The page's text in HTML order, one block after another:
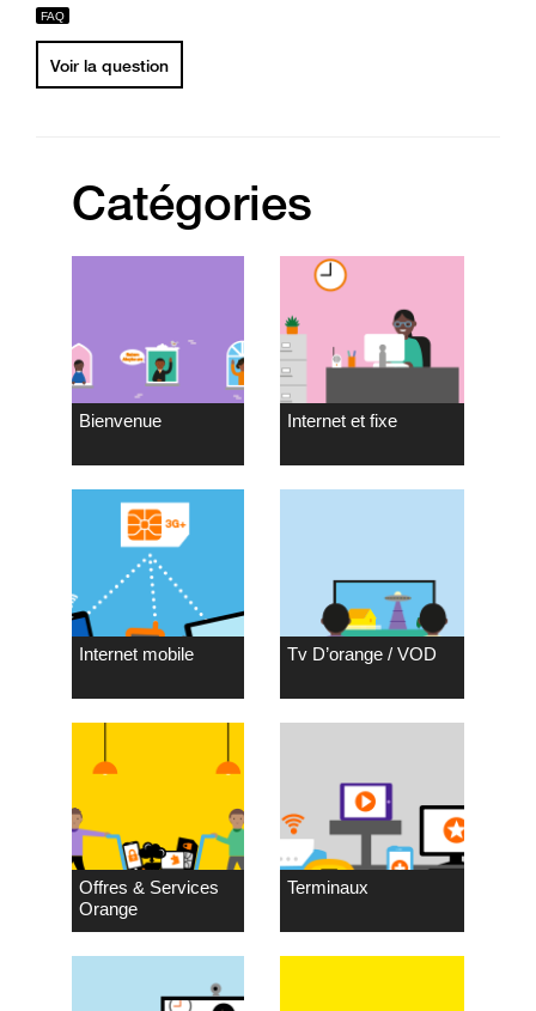
Voir la question
Catégories
Bienvenue Internet et fixe
Internet mobile Tv D’orange / VOD
Offres & Services
Orange
Terminaux